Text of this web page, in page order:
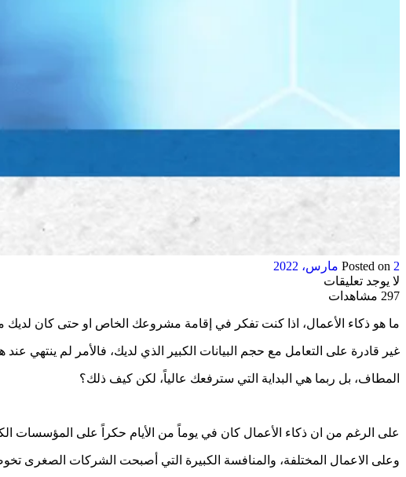
Posted on 2 مارس، 2022
لا يوجد تعليقات
297 مشاهدات
ما هو ذكاء الأعمال، اذا كنت تفكر في إقامة مشروعك الخاص او حتى كان
غير قادرة على التعامل مع حجم البيانات الكبير الذي لديك، فالأمر لم ينتهي عند
المطاف، بل ربما هي البداية التي سترفعك عالياً، لكن كيف ذلك؟
على الرغم من ان ذكاء الأعمال كان في يوماً من الأيام حكراً على المؤسسات
وعلى الاعمال المختلفة، والمنافسة الكبيرة التي أصبحت الشركات الصغرى